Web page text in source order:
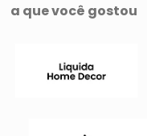
a que você gostou